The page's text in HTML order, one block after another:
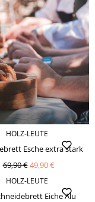
HOLZ-LEUTE
Esche extra stark
69,90 €49,90 €
HOLZ-LEUTE
Eiche Alu